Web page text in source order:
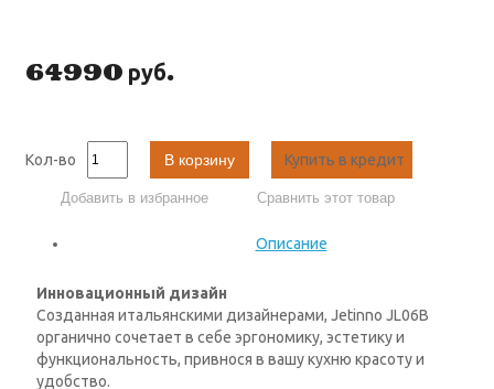
64990 руб.
Кол-во В корзину Купить в кредит
Добавить в избранное Сравнить этот товар
Описание
Инновационный дизайн
Созданная итальянскими дизайнерами, Jetinno JL06B
органично сочетает в себе эргономику, эстетику и
функциональность, привнося в вашу кухню красоту и
удобство.